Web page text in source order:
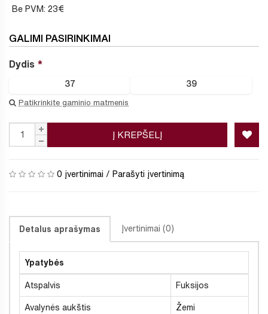
Be PVM: 23€
GALIMI PASIRINKIMAI
Dydis
37 39
Patikrinkite gaminio matmenis
Į KREPŠELĮ
0 įvertinimai / Parašyti įvertinimą
Detalus aprašymas Įvertinimai (0)
Ypatybės
Atspalvis Fuksijos
Avalynės aukštis Žemi